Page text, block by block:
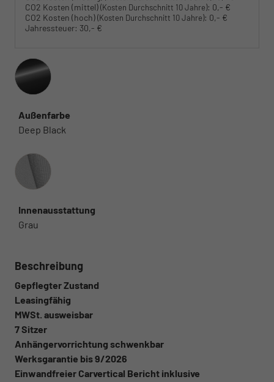
CO2 Kosten (mittel)(Kosten Durchschnitt 10 Jahre): 0,- €
CO2 Kosten (hoch)(Kosten Durchschnitt 10 Jahre): 0,- €
Jahressteuer: 30,- €
Außenfarbe
Deep Black
Innenausstattung
Innenausstattung
Grau
Beschreibung
Gepflegter Zustand
Leasingfähig
MWSt. ausweisbar
7 Sitzer
Anhängervorrichtung schwenkbar
Werksgarantie bis 9/2026
Einwandfreier Carvertical Bericht inklusive